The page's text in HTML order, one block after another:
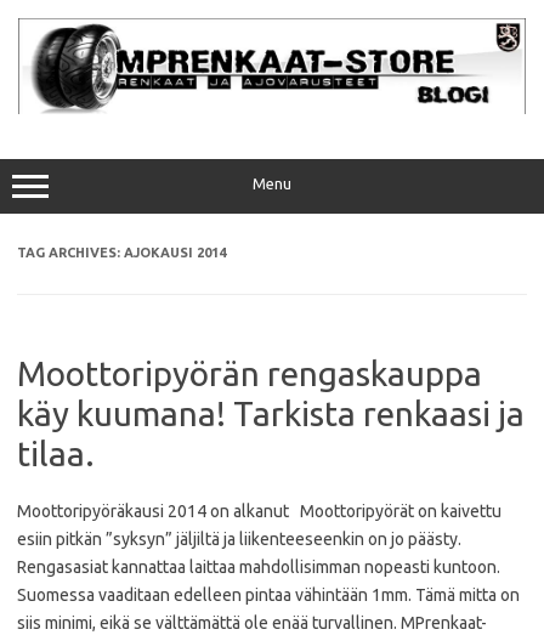
content
Menu
TAG ARCHIVES: AJOKAUSI 2014
Moottoripyörän rengaskauppa
käy kuumana! Tarkista renkaasi ja
tilaa.
Moottoripyöräkausi 2014 on alkanut Moottoripyörät on kaivettu
esiin pitkän ”syksyn” jäljiltä ja liikenteeseenkin on jo päästy.
Rengasasiat kannattaa laittaa mahdollisimman nopeasti kuntoon.
Suomessa vaaditaan edelleen pintaa vähintään 1mm. Tämä mitta on
siis minimi, eikä se välttämättä ole enää turvallinen. MPrenkaat-